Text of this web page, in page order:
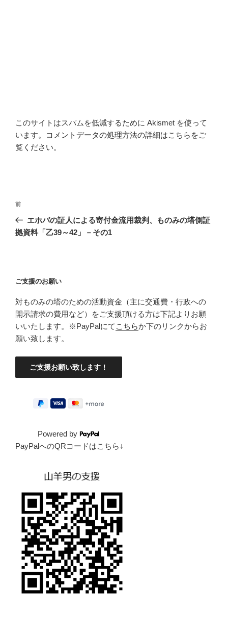
このサイトはスパムを低減するために Akismet を使って
います。
コメントデータの処理方法の詳細はこちらをご
覧ください。
投
ナ
シ
ョ
ン
前
の
投
前
エホバの証人による寄付金流用裁判、ものみの塔側証
拠資料「乙39～42」－その1
ご支援のお願い
対ものみの塔のための活動資金（主に交通費・行政への
開示請求の費用など）をご支援頂ける方は下記よりお願
いいたします。※PayPalにて こちらか下のリンクからお
願い致します。
Powered by
PayPalへのQRコードはこちら↓